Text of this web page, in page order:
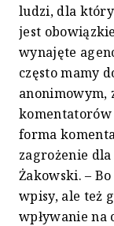
ludzi, dla
jest
wynajęte
często mamy
anonimowym,
komentatorów
forma
zagrożenie
Żakowski. –
wpisy, ale też
wpływanie na